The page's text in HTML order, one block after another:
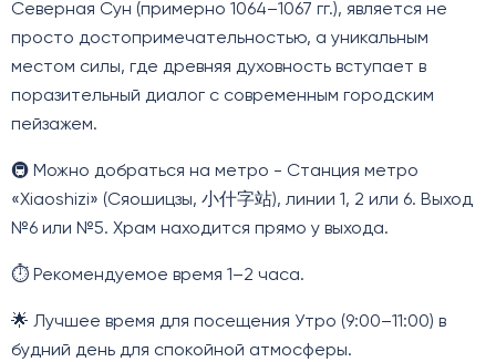
Северная Сун (примерно 1064–1067 гг.), является не
просто достопримечательностью, а уникальным
местом силы, где древняя духовность вступает в
поразительный диалог с современным городским
пейзажем.
🚇 Можно добраться на метро - Станция метро
«Xiaoshizi» (Сяошицзы, 小什字站), линии 1, 2 или 6. Выход
№6 или №5. Храм находится прямо у выхода.
⏱️ Рекомендуемое время 1–2 часа.
🌟 Лучшее время для посещения Утро (9:00–11:00) в
будний день для спокойной атмосферы.